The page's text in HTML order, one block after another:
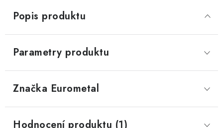
Popis produktu
Parametry produktu
Značka Eurometal
Hodnocení produktu (1)